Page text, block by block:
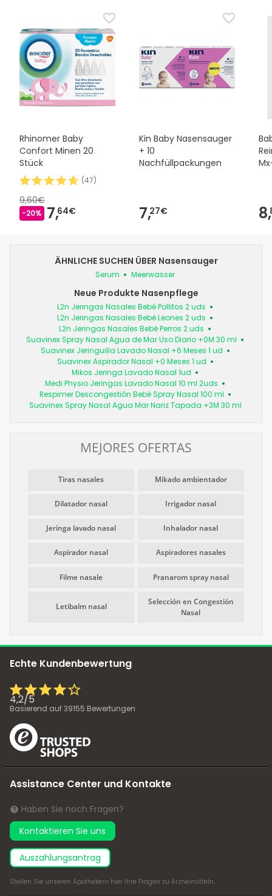
Rhinomer Baby
Confort Minen 20
Stück
(47)
9,60€
-20% 7,64€
Kin Baby Nasensauger
+ 10
Nachfüllpackungen
7,27€ 8,
ÄHNLICHE SUCHEN ÜBER Nasensauger
Serum Meerwasser
Neue Produkte Nasenpflege
L2n Jeringas Nasales Bebé Pollitos 2 uds
L2n Jeringas Nasales Bebé Leones 2 uds
L2n Jeringas Nasales Bebé Perros 2 uds
Suavinex Spray Nasal Agua de Mar Uso Diario +0M 30 ml
Suavinex Jeringuilla Lavado Nasal +6 Meses 1 ud
Suavinex Aspirador Nasal +0 Meses 1 ud
Mikos Jeringa Lavado Nasal 1ud
Medi Physio Jeringas Lavado Nasal 10 ml 2uds
Respimer Descongestión Bebé Spray Nasal 100 ml
Suavinex Spray Nasal Agua Mar Nariz Tapada +3M 30 ml
MEJORES OFERTAS
Tiras nasales Mikado ambientador
Dilatador nasal Irrigador nasal
Jeringa lavado nasal Inhalador nasal
Aspirador nasal Aspiradores nasales
Filme nasale Pranarom spray nasal
Letibalm nasal
Selección en Congestión
Nasal
Echte Kundenbewertung
4,2/5
Basierend auf39155 Bewertungen
Assistance Center und Kontakte
Haben Sie noch Fragen?
Kontaktieren Sie uns
Auszahlungsantrag
Stellen Sie unseren Apothekern hier Ihre Fragen zu Arzneimitteln.